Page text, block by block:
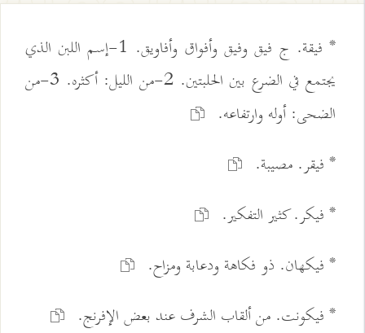
* فيقة. ج فيق وفيق وأفواق وأفاويق. 1-إسم اللبن الذي
يجتمع في الضرع بين الحلبتين. 2-من الليل: أكثره. 3-من
الضحى: أوله وارتفاعه.
* فيقر. مصيبة.
* فيكر. كثير التفكير.
* فيكهان. ذو فكاهة ودعابة ومزاح.
* فيكونت. من ألقاب الشرف عند بعض الإفرنج.